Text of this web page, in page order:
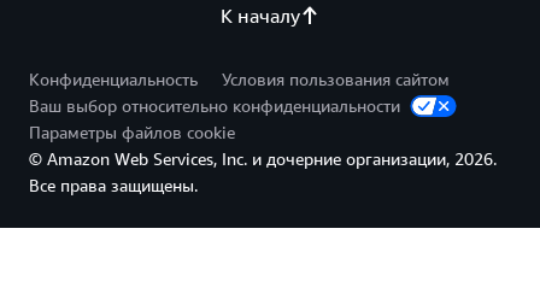
К началу
Конфиденциальность
Условия пользования сайтом
Ваш выбор относительно конфиденциальности
Параметры файлов cookie
© Amazon Web Services, Inc. и дочерние организации, 2026.
Все права защищены.